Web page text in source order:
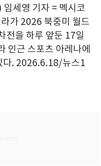
세영 기자 = 멕시코
가 2026 북중미 월드
전을 하루 앞둔 17일
인근 스포츠 아레나에
다. 2026.6.18/뉴스1